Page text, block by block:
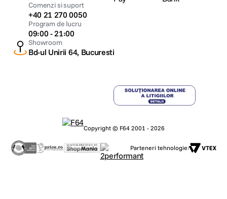
Comenzi si suport
+40 21 270 0050
Program de lucru
09:00 - 21:00
Showroom
Bd-ul Unirii 64, Bucuresti
Copyright © F64 2001 - 2026
Parteneri tehnologie: